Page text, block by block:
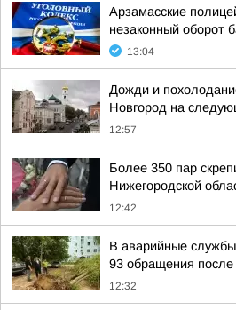
Арзамасские
незаконный оборот
13:04
Дожди и
Новгород на
12:57
Более 350 пар
Нижегородской
12:42
В аварийные
93 обращения после
12:32